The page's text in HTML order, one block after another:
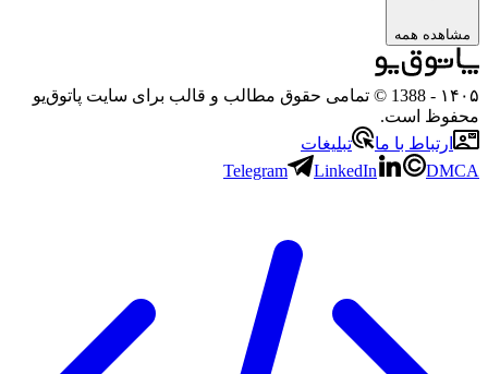
مشاهده همه
- 1388 © تمامی حقوق مطالب و قالب برای سایت پاتوق‌یو
است.
ارتباط با ما
تبلیغات
Telegram
LinkedIn